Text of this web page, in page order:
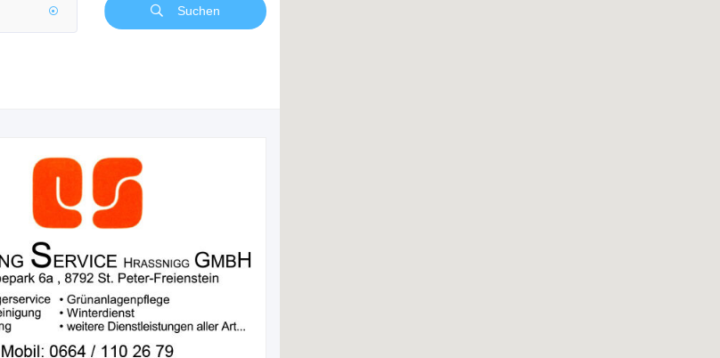
Suchen